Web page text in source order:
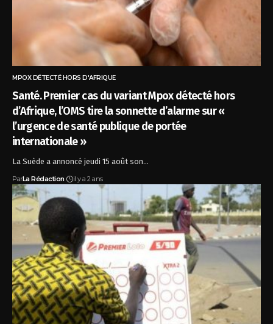
MPOX DÉTECTÉ HORS D'AFRIQUE
Santé. Premier cas du variant Mpox détecté hors
d’Afrique, l’OMS tire la sonnette d’alarme sur «
l’urgence de santé publique de portée
internationale »
La Suède a annoncé jeudi 15 août son…
ParLa Rédaction il y a 2 ans